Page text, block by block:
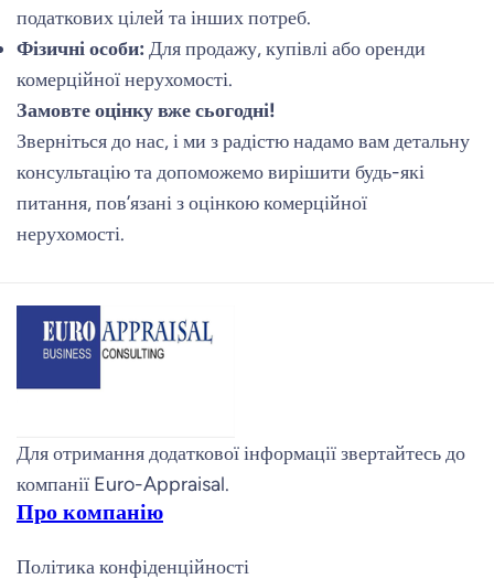
податкових цілей та інших потреб.
Фізичні особи: Для продажу, купівлі або оренди
комерційної нерухомості.
Замовте оцінку вже сьогодні!
Зверніться до нас, і ми з радістю надамо вам детальну
консультацію та допоможемо вирішити будь-які
питання, пов’язані з оцінкою комерційної
нерухомості.
Для отримання додаткової інформації звертайтесь до
компанії Euro-Appraisal.
Про компанію
Політика конфіденційності